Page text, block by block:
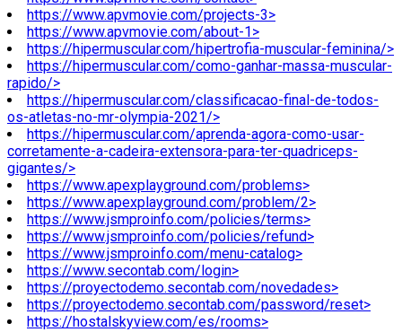
https://www.apvmovie.com/projects-3>
https://www.apvmovie.com/about-1>
https://hipermuscular.com/hipertrofia-muscular-feminina/>
https://hipermuscular.com/como-ganhar-massa-muscular-
rapido/>
https://hipermuscular.com/classificacao-final-de-todos-
os-atletas-no-mr-olympia-2021/>
https://hipermuscular.com/aprenda-agora-como-usar-
corretamente-a-cadeira-extensora-para-ter-quadriceps-
gigantes/>
https://www.apexplayground.com/problems>
https://www.apexplayground.com/problem/2>
https://www.jsmproinfo.com/policies/terms>
https://www.jsmproinfo.com/policies/refund>
https://www.jsmproinfo.com/menu-catalog>
https://www.secontab.com/login>
https://proyectodemo.secontab.com/novedades>
https://proyectodemo.secontab.com/password/reset>
https://hostalskyview.com/es/rooms>